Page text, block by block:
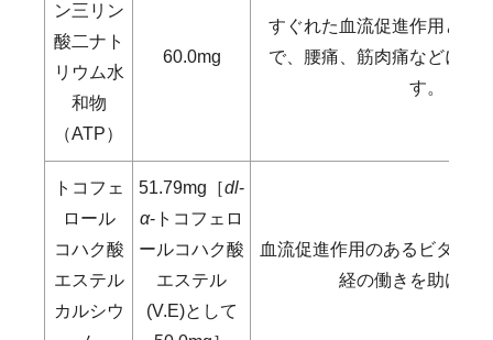
ン三リン
酸二ナト
リウム水
和物
（ATP）
60.0mg
すぐれた血流促進作用と代
で、腰痛、筋肉痛などに効
す。
トコフェ
ロール
コハク酸
エステル
カルシウ
51.79mg［dl-
α-トコフェロ
ールコハク酸
エステル
(V.E)として
血流促進作用のあるビタミ
経の働きを助けま